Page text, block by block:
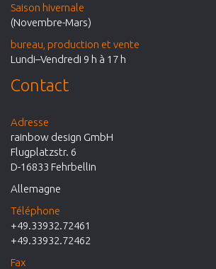
Saison hivernale
(Novembre-Mars)
bureau, production et vente
Lundi–Vendredi 9 h à 17 h
Contact
Adresse
rainbow design GmbH
Flugplatzstr. 6
D-16833 Fehrbellin
Allemagne
Téléphone
+49.33932.72461
+49.33932.72462
Fax